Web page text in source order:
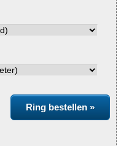
Ring bestellen »